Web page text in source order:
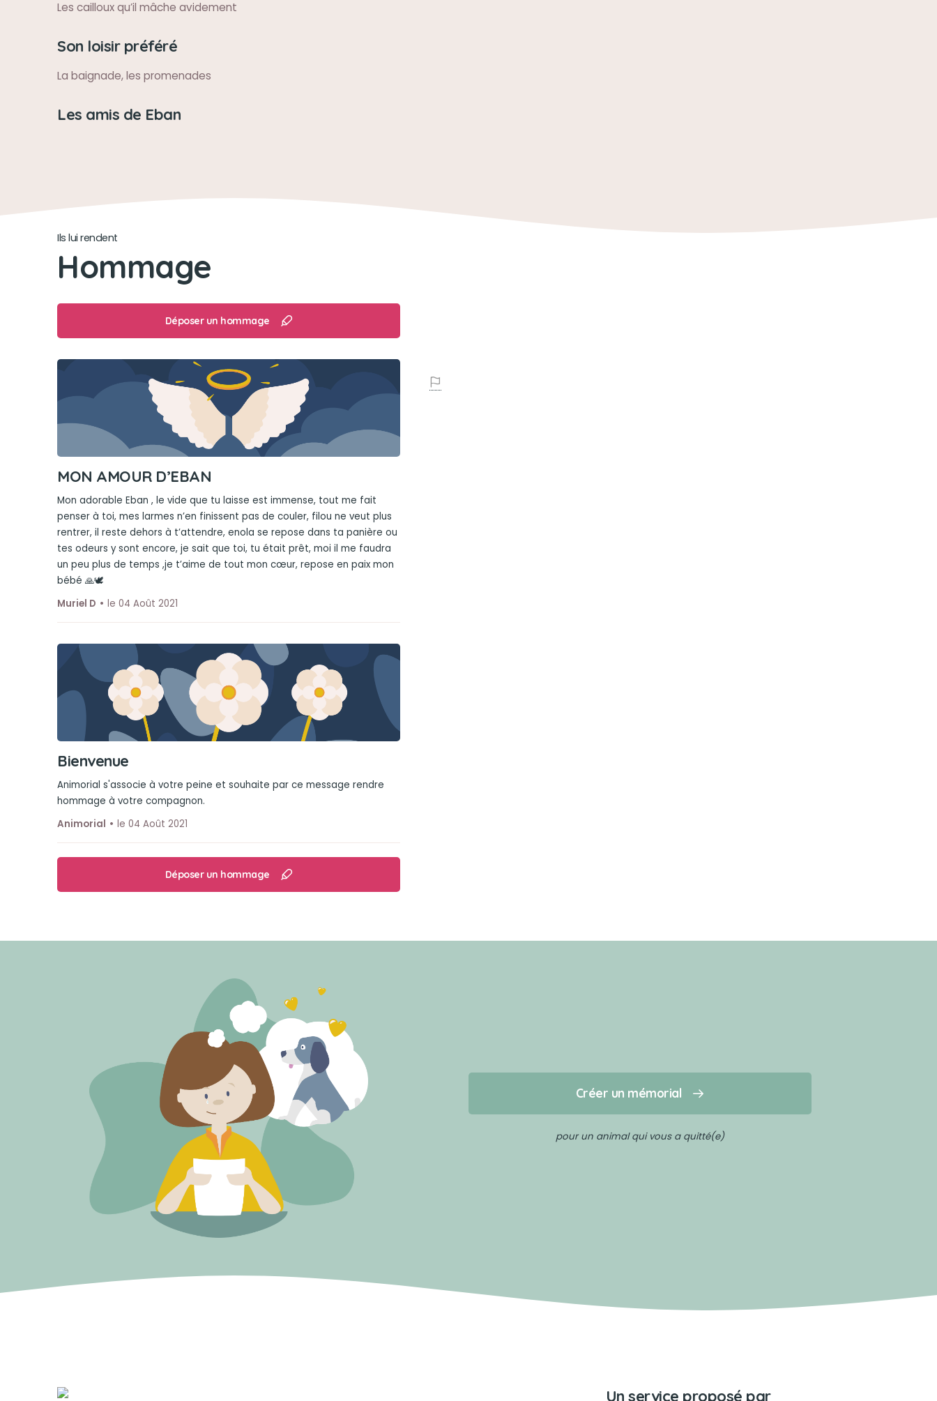
Les cailloux qu’il mâche avidement
Son loisir préféré
La baignade, les promenades
Les amis de Eban
Ils lui rendent
Hommage
Déposer un hommage
MON AMOUR D’EBAN
Mon adorable Eban , le vide que tu laisse est immense, tout me fait
penser à toi, mes larmes n’en finissent pas de couler, filou ne veut plus
rentrer, il reste dehors à t’attendre, enola se repose dans ta panière ou
tes odeurs y sont encore, je sait que toi, tu était prêt, moi il me faudra
un peu plus de temps ,je t’aime de tout mon cœur, repose en paix mon
bébé 🙏🕊
Muriel D
le 04 Août 2021
Bienvenue
Animorial s'associe à votre peine et souhaite par ce message rendre
hommage à votre compagnon.
Animorial
le 04 Août 2021
Déposer un hommage
Créer un mémorial
pour un animal qui vous a quitté(e)
Un service proposé par